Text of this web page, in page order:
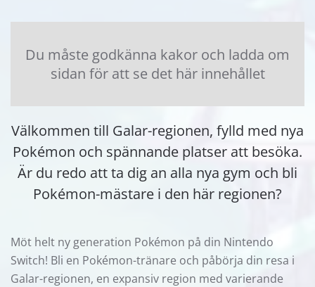
Du måste godkänna kakor och ladda om
sidan för att se det här innehållet
Välkommen till Galar-regionen, fylld med nya
Pokémon och spännande platser att besöka.
Är du redo att ta dig an alla nya gym och bli
Pokémon-mästare i den här regionen?
Möt helt ny generation Pokémon på din Nintendo
Switch! Bli en Pokémon-tränare och påbörja din resa i
Galar-regionen, en expansiv region med varierande